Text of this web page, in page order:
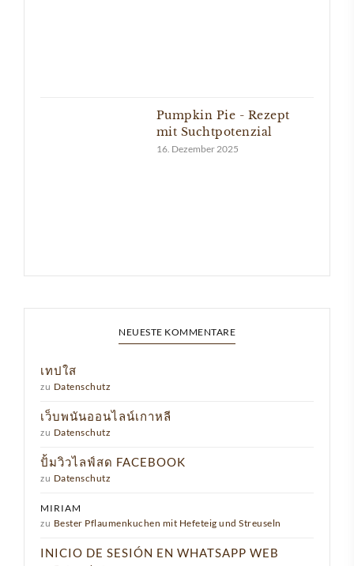
Pumpkin Pie - Rezept
mit Suchtpotenzial
16. Dezember 2025
NEUESTE KOMMENTARE
เทปใส
zu Datenschutz
เว็บพนันออนไลน์เกาหลี
zu Datenschutz
ปั้มวิวไลฟ์สด FACEBOOK
zu Datenschutz
MIRIAM
zu Bester Pflaumenkuchen mit Hefeteig und Streuseln
INICIO DE SESIÓN EN WHATSAPP WEB